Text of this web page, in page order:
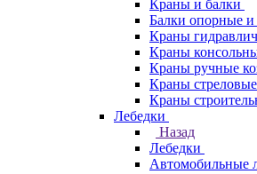
Краны и балки
Балки опорные
Краны
Краны
Краны ручные
Краны
Краны
Лебедки
Назад
Лебедки
Автомобильные